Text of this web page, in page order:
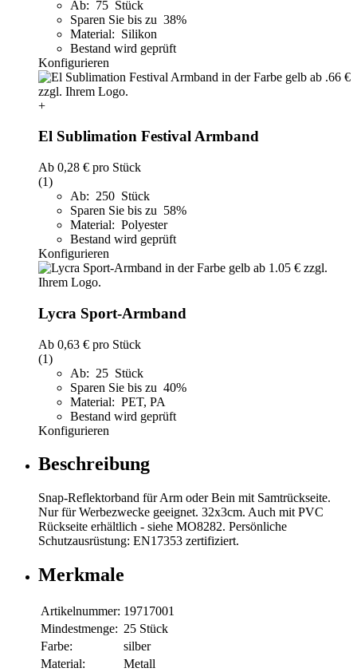
Ab: 75 Stück
Sparen Sie bis zu 38%
Material: Silikon
Bestand wird geprüft
Konfigurieren
+
El Sublimation Festival Armband
Ab 0,28 € pro Stück
(1)
Ab: 250 Stück
Sparen Sie bis zu 58%
Material: Polyester
Bestand wird geprüft
Konfigurieren
Lycra Sport-Armband
Ab 0,63 € pro Stück
(1)
Ab: 25 Stück
Sparen Sie bis zu 40%
Material: PET, PA
Bestand wird geprüft
Konfigurieren
Beschreibung
Snap-Reflektorband für Arm oder Bein mit Samtrückseite.
Nur für Werbezwecke geeignet. 32x3cm. Auch mit PVC
Rückseite erhältlich - siehe MO8282. Persönliche
Schutzausrüstung: EN17353 zertifiziert.
Merkmale
Artikelnummer: 19717001
Mindestmenge: 25 Stück
Farbe:
silber
Material:
Metall